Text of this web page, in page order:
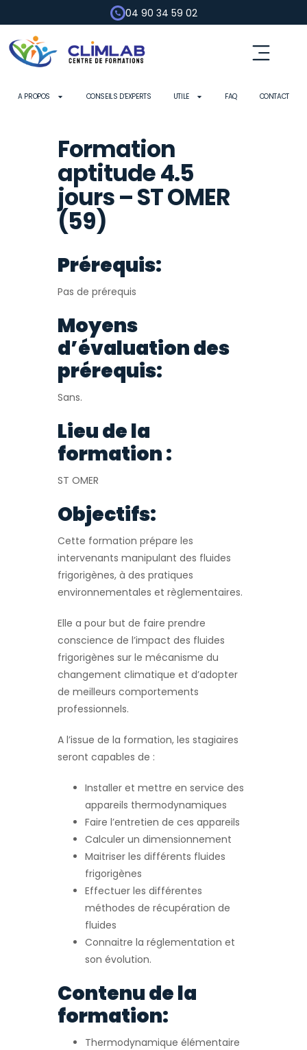
04 90 34 59 02
A PROPOS CONSEILS D’EXPERTS UTILE FAQ CONTACT
Formation
aptitude 4.5
jours – ST OMER
(59)
Prérequis:
Pas de prérequis
Moyens
d’évaluation des
prérequis:
Sans.
Lieu de la
formation :
ST OMER
Objectifs:
Cette formation prépare les
intervenants manipulant des fluides
frigorigènes, à des pratiques
environnementales et règlementaires.
Elle a pour but de faire prendre
conscience de l’impact des fluides
frigorigènes sur le mécanisme du
changement climatique et d’adopter
de meilleurs comportements
professionnels.
A l’issue de la formation, les stagiaires
seront capables de :
Installer et mettre en service des
appareils thermodynamiques
Faire l’entretien de ces appareils
Calculer un dimensionnement
Maitriser les différents fluides
frigorigènes
Effectuer les différentes
méthodes de récupération de
fluides
Connaitre la réglementation et
son évolution.
Contenu de la
formation:
Thermodynamique élémentaire